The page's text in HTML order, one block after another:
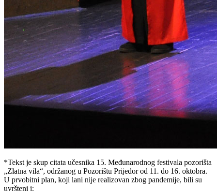
*Tekst je skup citata učesnika 15. Međunarodnog festivala pozorišta
„Zlatna vila“, održanog u Pozorištu Prijedor od 11. do 16. oktobra.
U prvobitni plan, koji lani nije realizovan zbog pandemije, bili su
uvršteni i: